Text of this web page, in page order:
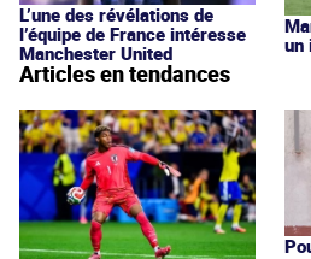
L’une des révélations de
l’équipe de France intéresse
Manchester United
un
Articles en tendances